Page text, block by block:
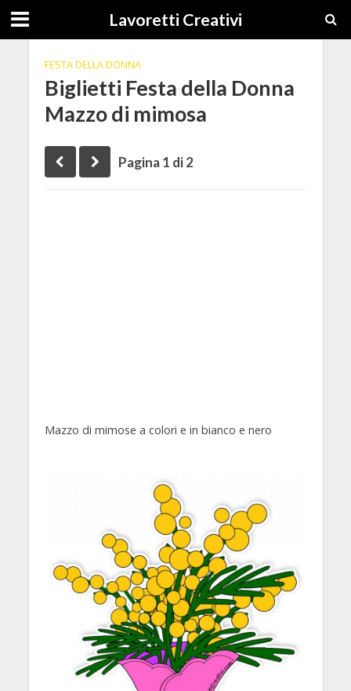
Lavoretti Creativi
FESTA DELLA DONNA
Biglietti Festa della Donna
Mazzo di mimosa
Pagina 1 di 2
Mazzo di mimose a colori e in bianco e nero